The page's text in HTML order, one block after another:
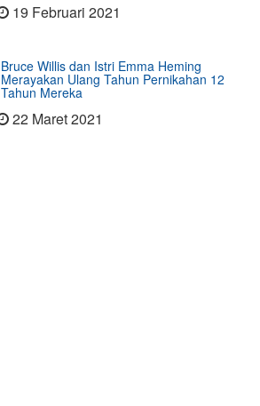
19 Februari 2021
Bruce Willis dan Istri Emma Heming
Merayakan Ulang Tahun Pernikahan 12
Tahun Mereka
22 Maret 2021